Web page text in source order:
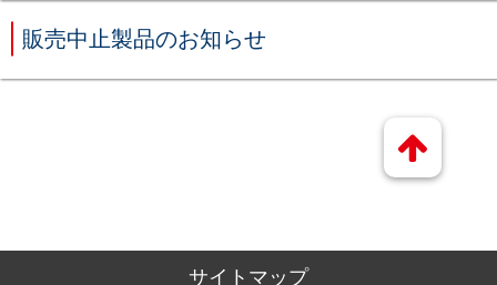
販売中止製品のお知らせ
サイトマップ